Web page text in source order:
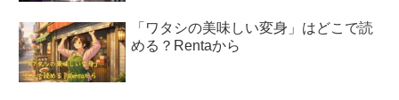
「ワタシの美味しい変身」はどこで読
める？Rentaから